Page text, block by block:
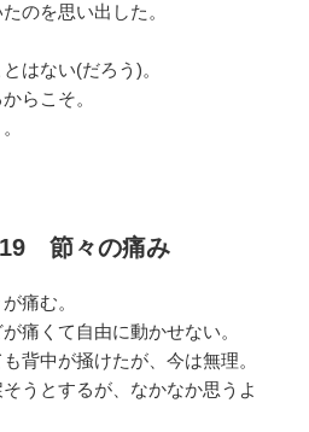
のを思い出した。
はない(だろう)。
らこそ。
節々の痛み
痛む。
痛くて自由に動かせない。
背中が掻けたが、今は無理。
うとするが、なかなか思うよ